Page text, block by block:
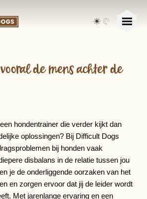
de mens achter de
hondentrainer die verder kijkt dan
oplossingen? Bij Difficult Dogs
bij honden vaak
disbalans in de relatie tussen jou
je de onderliggende oorzaken van het
en zorgen ervoor dat jij de leider wordt
Met jarenlange ervaring en een